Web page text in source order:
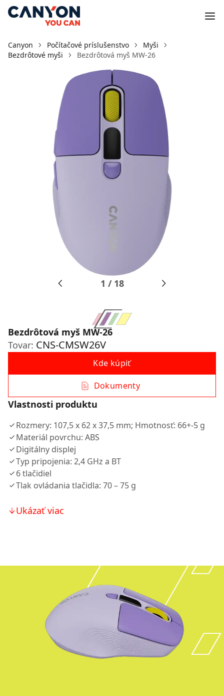
Canyon Počítačové príslušenstvo
Myši
Bezdrôtové myši
Bezdrôtová myš MW-26
1 / 18
Bezdrôtová myš MW-26
Tovar: CNS-CMSW26V
Kde kúpiť
Dokumenty
Vlastnosti produktu
Rozmery: 107,5 x 62 x 37,5 mm; Hmotnosť: 66+-5 g
Materiál povrchu: ABS
Digitálny displej
Typ pripojenia: 2,4 GHz a BT
6 tlačidiel
Tlak ovládania tlačidla: 70 – 75 g
Ukázať viac